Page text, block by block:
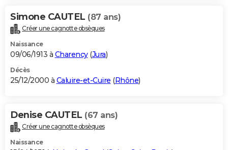
Simone CAUTEL (87 ans)
Créer une cagnotte obsèques
Naissance
09/06/1913 à Charency(Jura)
Décès
25/12/2000 à Caluire-et-Cuire (Rhône)
Denise CAUTEL (67 ans)
Créer une cagnotte obsèques
Naissance